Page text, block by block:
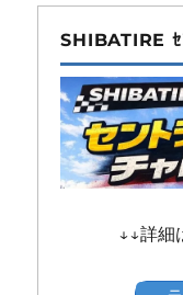
SHIBATIRE ｾ
↓↓詳細